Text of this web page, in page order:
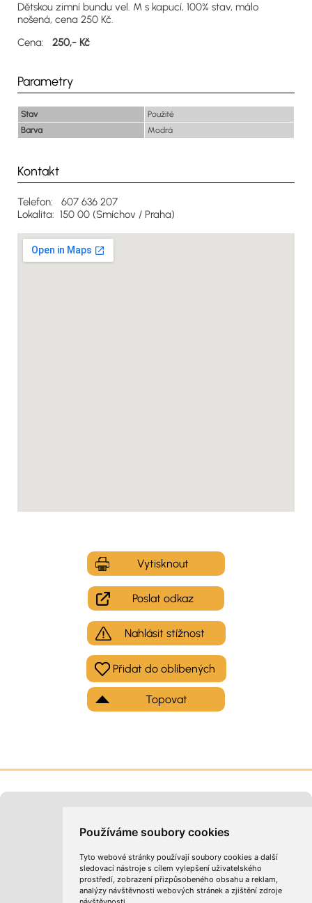
Používáme soubory cookies
Tyto webové stránky používají soubory cookies a další
sledovací nástroje s cílem vylepšení uživatelského
prostředí, zobrazení přizpůsobeného obsahu a reklam,
analýzy návštěvnosti webových stránek a zjištění zdroje
Dětskou zimní bundu vel. M s kapucí, 100% stav, málo
nošená, cena 250 Kč.
Cena: 250,- Kč
Parametry
Stav
Použité
Barva
Modrá
Kontakt
Telefon: 607 636 207
Lokalita: 150 00 (Smíchov / Praha)
Vytisknout
Poslat odkaz
Nahlásit stížnost
Topovat
Kontakt na provozovatele